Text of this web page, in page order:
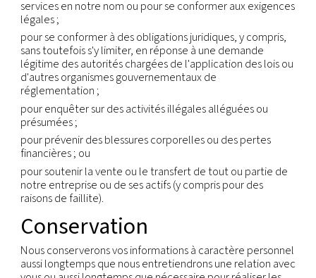
Transferts
Etant une société internationale disposant de
dans de nombreux pays, vos informations
pourront être transférées d'une entité légale à
ou d'un pays à un autre afin de réaliser les
énumérés ci-dessus. Nous transférerons vos
personnelles conformément aux dispositions
matière et uniquement dans la mesure
réalisation des fins énoncées ci-dessus. Au sein
groupe de sociétés, les informations
niveaux de sécurité. Au besoin, le traitement des
fera l'objet d'accords pour garantir le niveau de
nécessaire.